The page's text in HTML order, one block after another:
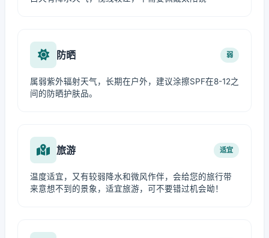
防晒 弱
属弱紫外辐射天气，长期在户外，建议涂擦SPF在8-12之
间的防晒护肤品。
旅游 适宜
温度适宜，又有较弱降水和微风作伴，会给您的旅行带
来意想不到的景象，适宜旅游，可不要错过机会呦！